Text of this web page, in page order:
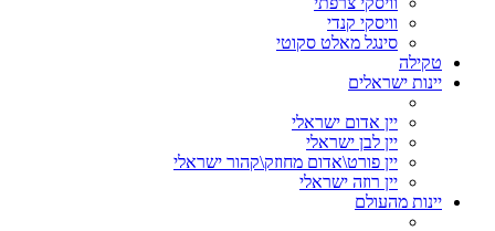
וויסקי קנדי
סינגל מאלט סקוטי
טקילה
יינות ישראלים
יין אדום ישראלי
יין לבן ישראלי
יין פורט\אדום מחוזק\קהור ישראלי
יין רוזה ישראלי
יינות מהעולם